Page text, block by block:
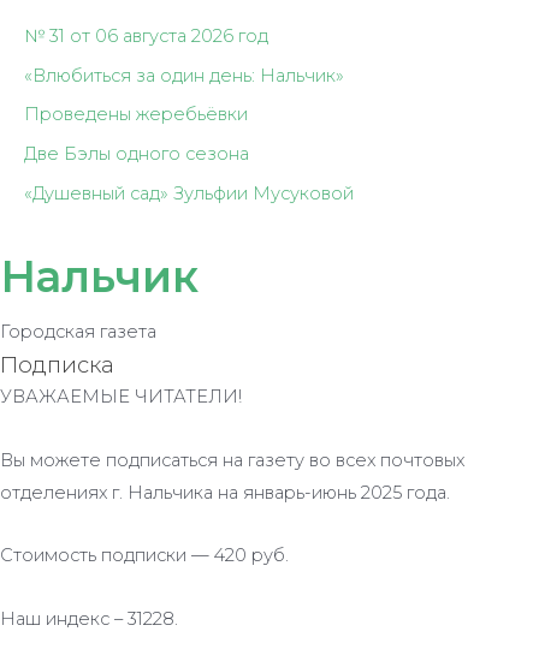
№ 31 от 06 августа 2026 год
«Влюбиться за один день: Нальчик»
Проведены жеребьёвки
Две Бэлы одного сезона
«Душевный сад» Зульфии Мусуковой
Нальчик
Городская газета
Подписка
УВАЖАЕМЫЕ ЧИТАТЕЛИ!
Вы можете подписаться на газету во всех почтовых
отделениях г. Нальчика на январь-июнь 2025 года.
Стоимость подписки — 420 руб.
Наш индекс – 31228.